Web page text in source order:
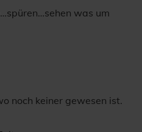
was um
noch keiner gewesen ist.